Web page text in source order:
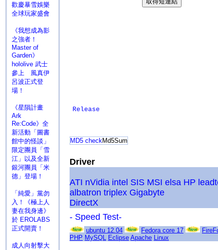
歡慶暴雪娛樂
全球玩家盛會
《我想成為影
之強者！
Master of
Garden》
hololive 武士
參上 風真伊
呂波正式登
場！
《星隕計畫
Ark
Re:Code》全
新活動「圖書
館中的怪談」
限定團員「雪
江」以及全新
銀河團員「米
德」登場！
「純愛」黨勿
入！《極上人
妻在我身邊》
於 EROLABS
正式開賣！
成人向射擊大
Release
MD5 checkMd5Sum
Driver
ATI nVidia intel SIS MSI elsa HP
albatron triplex Gigabyte
DirectX
- Speed Test-
ubuntu 12.04 Fedora core 17
PHP MySQL Eclipse Apache Linux